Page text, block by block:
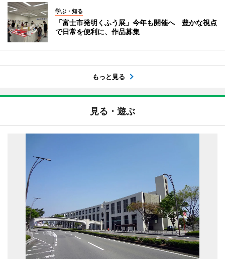
学ぶ・知る
「富士市発明くふう展」今年も開催へ 豊かな視点
で日常を便利に、作品募集
もっと見る
見る・遊ぶ